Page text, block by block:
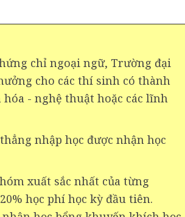
chỉ ngoại ngữ, Trường đại
cho các thí sinh có thành
- nghệ thuật hoặc các lĩnh
nhập học được nhận học
xuất sắc nhất của từng
học phí học kỳ đầu tiên.